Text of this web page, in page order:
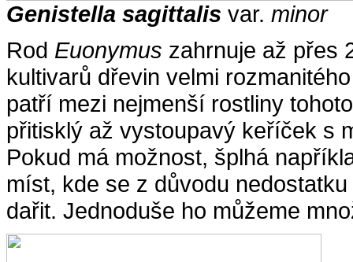
Genistella sagittalis var. minor
Rod Euonymus zahrnuje až přes
kultivarů dřevin velmi
patří mezi nejmenší rostliny
přitisklý až vystoupavý keříček s
Pokud má možnost, šplhá
míst, kde se z důvodu
dařit. Jednoduše ho můžeme